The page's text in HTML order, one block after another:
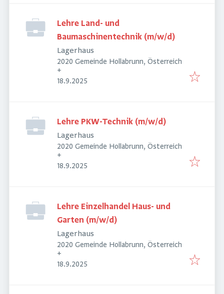
Lehre Land- und
Baumaschinentechnik (m/w/d)
Lagerhaus
2020 Gemeinde Hollabrunn, Österreich
+
Veröffentlicht
18.9.2025
Lehre PKW-Technik (m/w/d)
Lagerhaus
2020 Gemeinde Hollabrunn, Österreich
+
Veröffentlicht
18.9.2025
Lehre Einzelhandel Haus- und
Garten (m/w/d)
Lagerhaus
2020 Gemeinde Hollabrunn, Österreich
+
Veröffentlicht
18.9.2025